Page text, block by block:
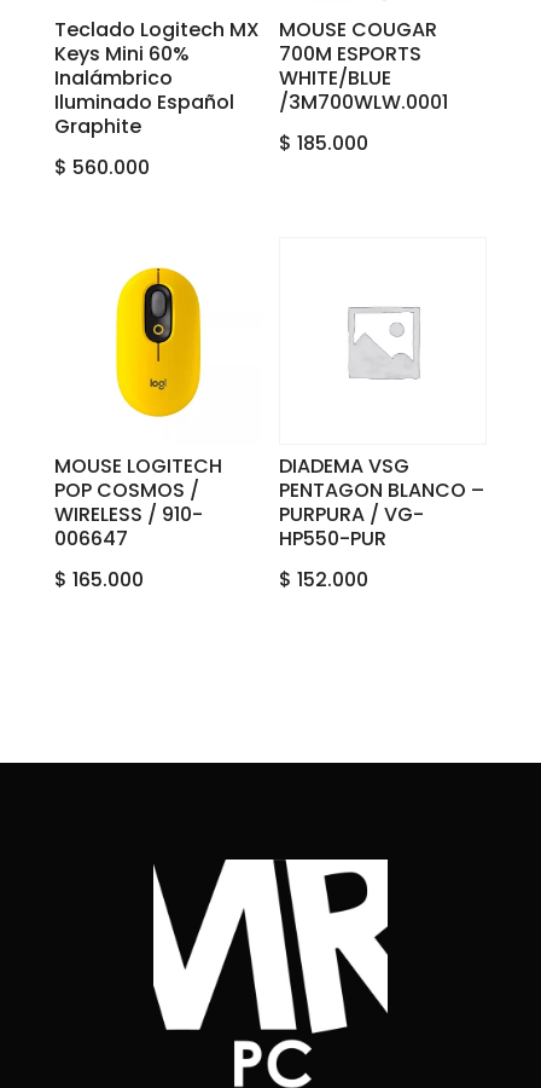
Teclado Logitech MX
Keys Mini 60%
Inalámbrico
Iluminado Español
Graphite
$ 560.000
MOUSE COUGAR
700M ESPORTS
WHITE/BLUE
/3M700WLW.0001
$ 185.000
MOUSE LOGITECH
POP COSMOS /
WIRELESS / 910-
006647
$ 165.000
DIADEMA VSG
PENTAGON BLANCO –
PURPURA / VG-
HP550-PUR
$ 152.000